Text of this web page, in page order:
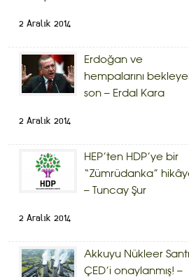
2 Aralık 2014
Erdoğan ve
hempalarını
son – Erdal Kara
2 Aralık 2014
HEP’ten HDP’ye bir
“Zümrüdanka”
– Tuncay Şur
2 Aralık 2014
Akkuyu Nükleer
ÇED’i onaylanmış! –